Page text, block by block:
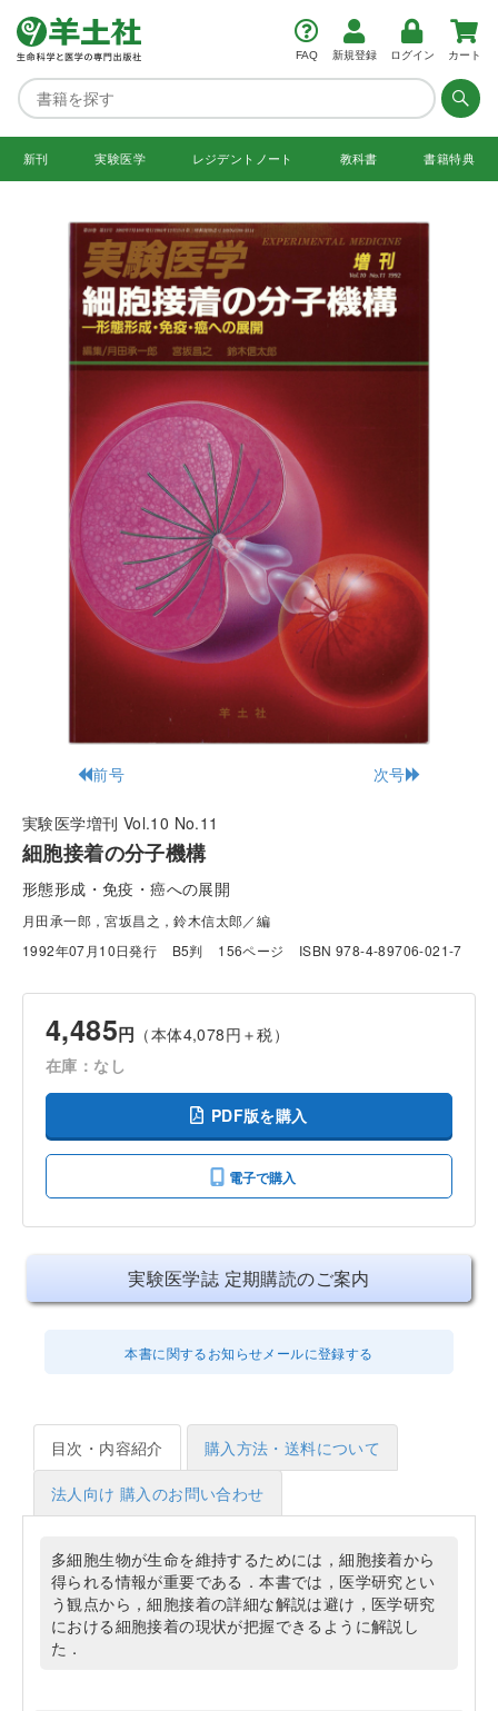
FAQ 新規登録 ログイン カート
新刊 実験医学 レジデント ノート 教科書 書籍特典
前号 次号
実験医学増刊 Vol.10 No.11
細胞接着の分子機構
形態形成・免疫・癌への展開
月田承一郎，宮坂昌之，鈴木信太郎／編
1992年07月10日発行
B5判 156ページ ISBN 978-4-89706-021-7
4,485円 （本体4,078円＋税）
在庫：なし
PDF版を購入
電子で購入
実験医学誌 定期購読のご案内
本書に関するお知らせメールに登録する
目次・内容紹介 購入方法・送料について
法人向け 購入のお問い合わせ
多細胞生物が生命を維持するためには，細胞接着から
得られる情報が重要である．本書では，医学研究とい
う観点から，細胞接着の詳細な解説は避け，医学研究
における細胞接着の現状が把握できるように解説し
た．